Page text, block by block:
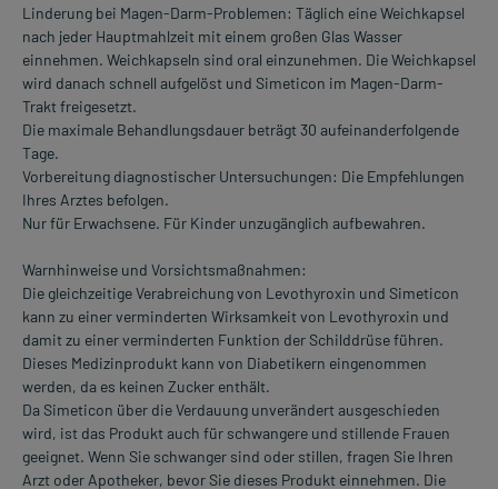
Linderung bei Magen-Darm-Problemen: Täglich eine Weichkapsel
nach jeder Hauptmahlzeit mit einem großen Glas Wasser
einnehmen. Weichkapseln sind oral einzunehmen. Die Weichkapsel
wird danach schnell aufgelöst und Simeticon im Magen-Darm-
Trakt freigesetzt.
Die maximale Behandlungsdauer beträgt 30 aufeinanderfolgende
Tage.
Vorbereitung diagnostischer Untersuchungen: Die Empfehlungen
Ihres Arztes befolgen.
Nur für Erwachsene. Für Kinder unzugänglich aufbewahren.
Warnhinweise und Vorsichtsmaßnahmen:
Die gleichzeitige Verabreichung von Levothyroxin und Simeticon
kann zu einer verminderten Wirksamkeit von Levothyroxin und
damit zu einer verminderten Funktion der Schilddrüse führen.
Dieses Medizinprodukt kann von Diabetikern eingenommen
werden, da es keinen Zucker enthält.
Da Simeticon über die Verdauung unverändert ausgeschieden
wird, ist das Produkt auch für schwangere und stillende Frauen
geeignet. Wenn Sie schwanger sind oder stillen, fragen Sie Ihren
Arzt oder Apotheker, bevor Sie dieses Produkt einnehmen. Die